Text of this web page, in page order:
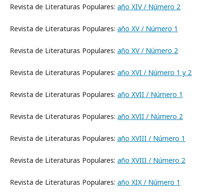
Revista de Literaturas Populares: año XIV / Número 2
Revista de Literaturas Populares: año XV / Número 1
Revista de Literaturas Populares: año XV / Número 2
Revista de Literaturas Populares: año XVI / Número 1 y 2
Revista de Literaturas Populares: año XVII / Número 1
Revista de Literaturas Populares: año XVII / Número 2
Revista de Literaturas Populares: año XVIII / Número 1
Revista de Literaturas Populares: año XVIII / Número 2
Revista de Literaturas Populares: año XIX / Número 1